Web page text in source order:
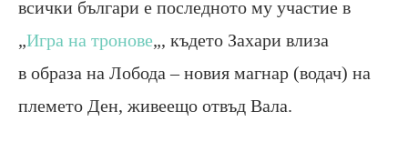
всички българи е последното му участие в
„Игра на тронове„, където Захари влиза
в образа на Лобода – новия магнар (водач) на
племето Ден, живеещо отвъд Вала.